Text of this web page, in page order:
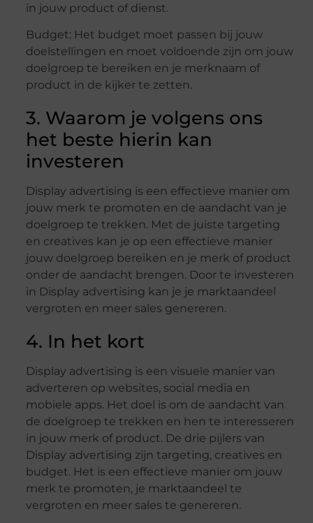
in jouw product of dienst.
Budget: Het budget moet passen bij jouw
doelstellingen en moet voldoende zijn om jouw
doelgroep te bereiken en je merknaam of
product in de kijker te zetten.
3. Waarom je volgens ons
het beste hierin kan
investeren
Display advertising is een effectieve manier om
jouw merk te promoten en de aandacht van je
doelgroep te trekken. Met de juiste targeting
en creatives kan je op een effectieve manier
jouw doelgroep bereiken en je merk of product
onder de aandacht brengen. Door te investeren
in Display advertising kan je je marktaandeel
vergroten en meer sales genereren.
4. In het kort
Display advertising is een visuele manier van
adverteren op websites, social media en
mobiele apps. Het doel is om de aandacht van
de doelgroep te trekken en hen te interesseren
in jouw merk of product. De drie pijlers van
Display advertising zijn targeting, creatives en
budget. Het is een effectieve manier om jouw
merk te promoten, je marktaandeel te
vergroten en meer sales te genereren.